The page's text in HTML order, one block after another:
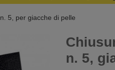
5, per giacche di pelle
n. 5,